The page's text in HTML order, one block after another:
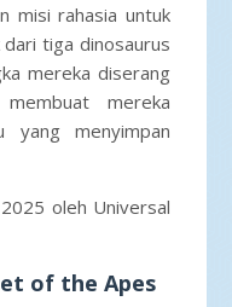
misi rahasia untuk
tiga dinosaurus
mereka diserang
mereka
yang menyimpan
oleh Universal
of the Apes